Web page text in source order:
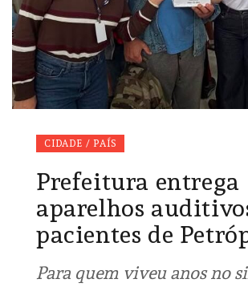
CIDADE / PAÍS
Prefeitura entrega
aparelhos
pacientes de
Para quem viveu anos no